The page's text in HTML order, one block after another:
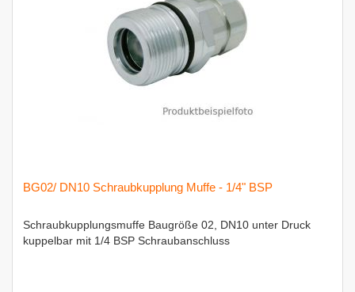
BG02/ DN10 Schraubkupplung Muffe - 1/4" BSP
Schraubkupplungsmuffe Baugröße 02, DN10 unter Druck
kuppelbar mit 1/4 BSP Schraubanschluss